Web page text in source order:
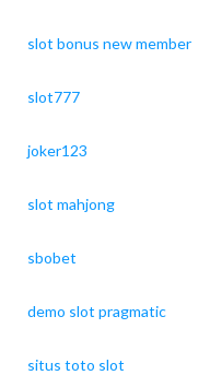
slot bonus new member
slot777
joker123
slot mahjong
sbobet
demo slot pragmatic
situs toto slot